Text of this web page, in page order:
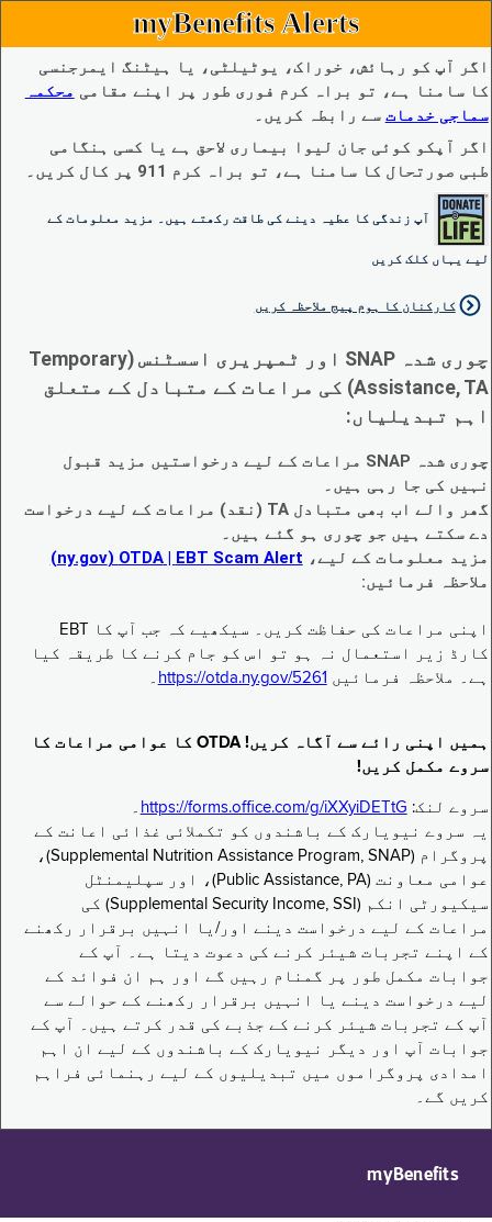
myBenefits Alerts
اگر آپ کو رہائش، خوراک، یوٹیلٹی، یا ہیٹنگ ایمرجنسی
کا سامنا ہے، تو براہ کرم فوری طور پر اپنے مقامی محکمہ
سماجی خدمات سے رابطہ کریں۔
اگر آپکو کوئی جان لیوا بیماری لاحق ہے یا کسی ہنگامی
طبی صورتحال کا سامنا ہے، تو براہ کرم 911 پر کال کریں۔
آپ زندگی کا عطیہ دینے کی طاقت رکھتے ہیں۔ مزید معلومات کے
لیے یہاں کلک کریں
کارکنان کا ہوم پیج ملاحظہ کریں
چوری شدہ SNAP اور ٹمپریری اسسٹنس (Temporary
Assistance, TA) کی مراعات کے متبادل کے متعلق
اہم تبدیلیاں:
چوری شدہ SNAP مراعات کے لیے درخواستیں مزید قبول
نہیں کی جا رہی ہیں۔
گھر والے اب بھی متبادل TA (نقد) مراعات کے لیے درخواست
دے سکتے ہیں جو چوری ہو گئے ہیں۔
مزید معلومات کے لیے، EBT Scam Alert ‏| OTDA ‏(ny.gov)
ملاحظہ فرمائیں:
اپنی مراعات کی حفاظت کریں۔ سیکھیے کہ جب آپ کا EBT
کارڈ زیر استعمال نہ ہو تو اس کو جام کرنے کا طریقہ کیا
ہے۔ ملاحظہ فرمائیں https://otda.ny.gov/5261 ۔
ہمیں اپنی رائے سے آگاہ کریں! OTDA کا عوامی مراعات کا
سروے مکمل کریں!
سروے لنک: https://forms.office.com/g/iXXyiDETtG ۔
یہ سروے نیویارک کے باشندوں کو تکملائی غذائی اعانت کے
پروگرام (Supplemental Nutrition Assistance Program, SNAP)،
عوامی معاونت (Public Assistance, PA)، اور سپلیمنٹل
سیکیورٹی انکم (Supplemental Security Income, SSI) کی
مراعات کے لیے درخواست دینے اور/یا انہیں برقرار رکھنے
کے اپنے تجربات شیئر کرنے کی دعوت دیتا ہے۔ آپ کے
جوابات مکمل طور پر گمنام رہیں گے اور ہم ان فوائد کے
لیے درخواست دینے یا انہیں برقرار رکھنے کے حوالے سے
آپ کے تجربات شیئر کرنے کے جذبے کی قدر کرتے ہیں۔ آپ کے
جوابات آپ اور دیگر نیویارک کے باشندوں کے لیے ان اہم
امدادی پروگراموں میں تبدیلیوں کے لیے رہنمائی فراہم
کریں گے۔
myBenefits